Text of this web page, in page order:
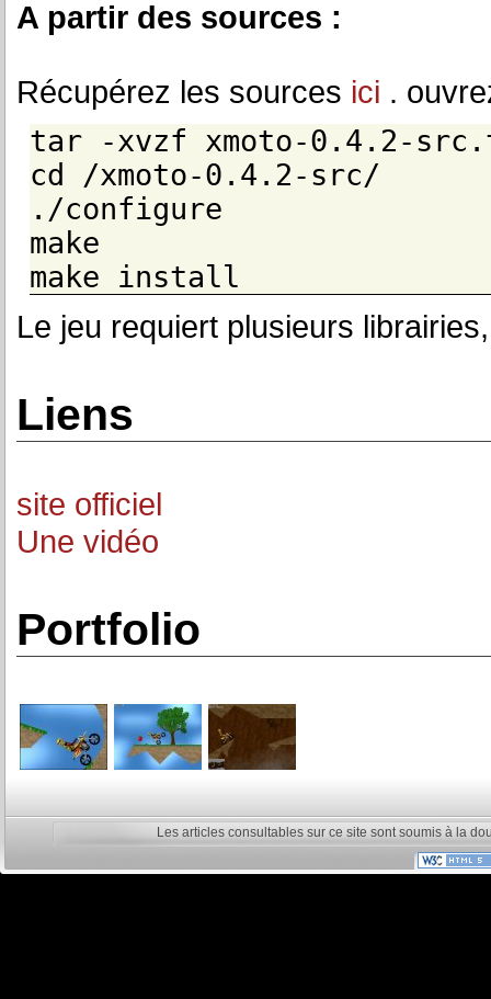
A partir des sources :
Récupérez les sources ici .
tar -xvzf xmoto-0.4.2-
cd /xmoto-0.4.2-src/
./configure
make
make install
Le jeu requiert plusieurs
Liens
site officiel
Une vidéo
Portfolio
Les articles consultables sur ce site sont soumis à la